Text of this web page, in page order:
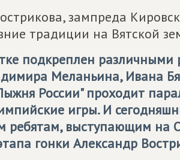
зампреда
традиции на Вятской
подкреплен
Меланьина, Ивана
России" проходит
игры. И
ребятам, выступающим на
гонки Александр